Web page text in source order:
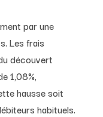
par une
Les frais
découvert
1,08%,
hausse soit
habituels.